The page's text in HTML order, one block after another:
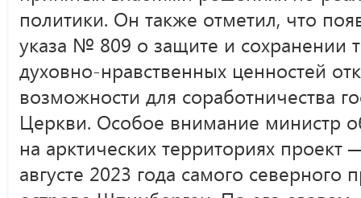
политики. Он также отметил, что
указа № 809 о защите и сохранении
духовно-нравственных ценностей
возможности для соработничества
Церкви. Особое внимание министр
на арктических территориях
августе 2023 года самого северного